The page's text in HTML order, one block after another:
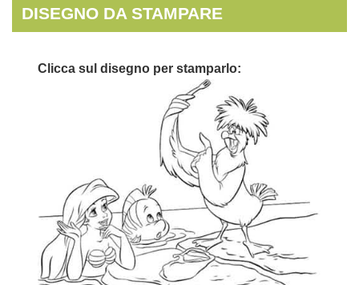
DISEGNO DA STAMPARE
Clicca sul disegno per stamparlo: